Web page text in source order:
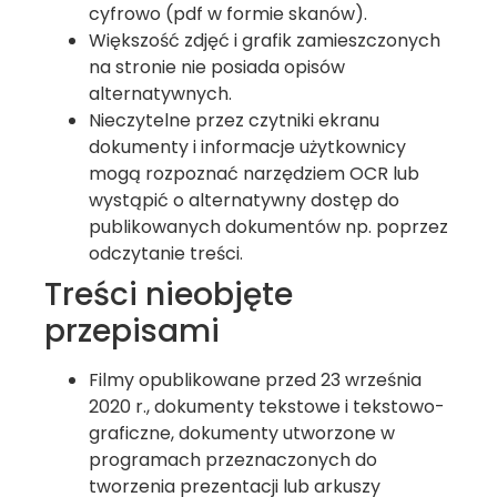
cyfrowo (pdf w formie skanów).
Większość zdjęć i grafik zamieszczonych
na stronie nie posiada opisów
alternatywnych.
Nieczytelne przez czytniki ekranu
dokumenty i informacje użytkownicy
mogą rozpoznać narzędziem OCR lub
wystąpić o alternatywny dostęp do
publikowanych dokumentów np. poprzez
odczytanie treści.
Treści nieobjęte
przepisami
Filmy opublikowane przed 23 września
2020 r., dokumenty tekstowe i tekstowo-
graficzne, dokumenty utworzone w
programach przeznaczonych do
tworzenia prezentacji lub arkuszy